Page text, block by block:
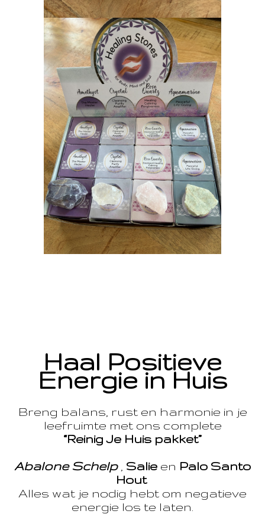
Haal Positieve
Energie in Huis
Breng balans, rust en harmonie in je
leefruimte met ons complete
“Reinig Je Huis pakket”
Abalone Schelp, Salie en Palo Santo
Hout
Alles wat je nodig hebt om negatieve
energie los te laten.